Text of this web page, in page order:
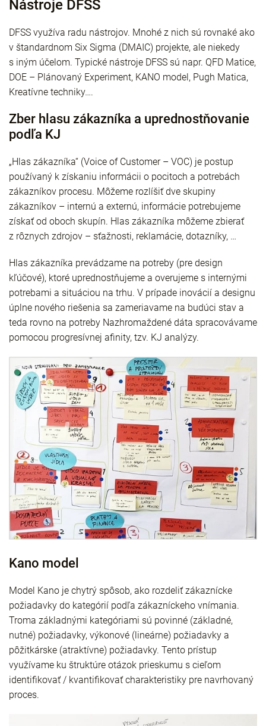
Nástroje DFSS
DFSS využíva radu nástrojov. Mnohé z nich sú rovnaké ako
v štandardnom Six Sigma (DMAIC) projekte, ale niekedy
s iným účelom. Typické nástroje DFSS sú napr. QFD Matice,
DOE – Plánovaný Experiment, KANO model, Pugh Matica,
Kreatívne techniky….
Zber hlasu zákazníka a uprednostňovanie
podľa KJ
„Hlas zákazníka“ (Voice of Customer – VOC) je postup
používaný k získaniu informácii o pocitoch a potrebách
zákazníkov procesu. Môžeme rozlíšiť dve skupiny
zákazníkov – internú a externú, informácie potrebujeme
získať od oboch skupín. Hlas zákazníka môžeme zbierať
z rôznych zdrojov – sťažnosti, reklamácie, dotazníky, …
Hlas zákazníka prevádzame na potreby (pre design
kľúčové), ktoré uprednostňujeme a overujeme s internými
potrebami a situáciou na trhu. V prípade inovácií a designu
úplne nového riešenia sa zameriavame na budúci stav a
teda rovno na potreby Nazhromaždené dáta spracovávame
pomocou progresívnej afinity, tzv. KJ analýzy.
Kano model
Model Kano je chytrý spôsob, ako rozdeliť zákaznícke
požiadavky do kategórií podľa zákazníckeho vnímania.
Troma základnými kategóriami sú povinné (základné,
nutné) požiadavky, výkonové (lineárne) požiadavky a
pôžitkárske (atraktívne) požiadavky. Tento prístup
využívame ku štruktúre otázok prieskumu s cieľom
identifikovať / kvantifikovať charakteristiky pre navrhovaný
proces.